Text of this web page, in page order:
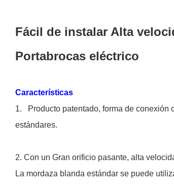
Fácil de instalar Alta
Portabrocas eléctrico
Características
1.
Producto patentado, forma de
estándares.
2. Con un Gran orificio pasante, alta
La mordaza blanda estándar se puede